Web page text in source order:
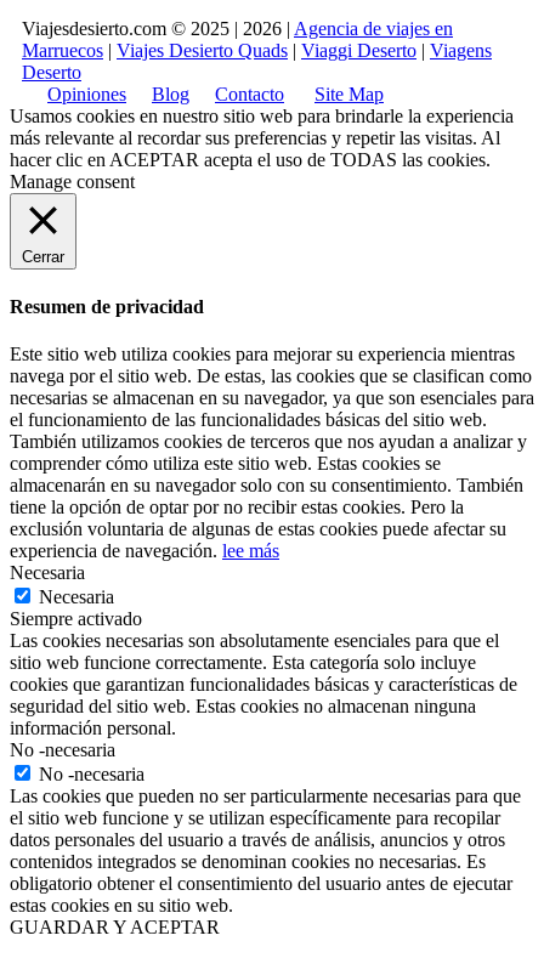
Viajesdesierto.com © 2025 | 2026 | Agencia de viajes en
Marruecos | Viajes Desierto Quads | Viaggi Deserto | Viagens
Deserto
Opiniones
Blog Contacto
Site Map
Usamos cookies en nuestro sitio web para brindarle la experiencia
más relevante al recordar sus preferencias y repetir las visitas. Al
hacer clic en ACEPTAR acepta el uso de TODAS las cookies.
Manage consent
Cerrar
Resumen de privacidad
Este sitio web utiliza cookies para mejorar su experiencia mientras
navega por el sitio web. De estas, las cookies que se clasifican como
necesarias se almacenan en su navegador, ya que son esenciales para
el funcionamiento de las funcionalidades básicas del sitio web.
También utilizamos cookies de terceros que nos ayudan a analizar y
comprender cómo utiliza este sitio web. Estas cookies se
almacenarán en su navegador solo con su consentimiento. También
tiene la opción de optar por no recibir estas cookies. Pero la
exclusión voluntaria de algunas de estas cookies puede afectar su
experiencia de navegación. lee más
Necesaria
Necesaria
Siempre activado
Las cookies necesarias son absolutamente esenciales para que el
sitio web funcione correctamente. Esta categoría solo incluye
cookies que garantizan funcionalidades básicas y características de
seguridad del sitio web. Estas cookies no almacenan ninguna
información personal.
No -necesaria
No -necesaria
Las cookies que pueden no ser particularmente necesarias para que
el sitio web funcione y se utilizan específicamente para recopilar
datos personales del usuario a través de análisis, anuncios y otros
contenidos integrados se denominan cookies no necesarias. Es
obligatorio obtener el consentimiento del usuario antes de ejecutar
estas cookies en su sitio web.
GUARDAR Y ACEPTAR